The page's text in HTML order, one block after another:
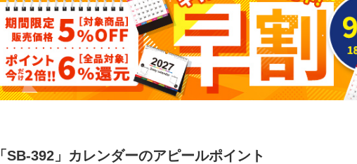
「SB-392」カレンダーのアピールポイント